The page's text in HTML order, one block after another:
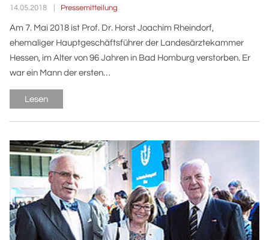
14.05.2018 Pressemitteilung
Am 7. Mai 2018 ist Prof. Dr. Horst Joachim Rheindorf,
ehemaliger Hauptgeschäftsführer der Landesärztekammer
Hessen, im Alter von 96 Jahren in Bad Homburg verstorben. Er
war ein Mann der ersten…
Lesen